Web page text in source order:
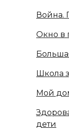
Война.
Окно в
Школа
Мой
дети